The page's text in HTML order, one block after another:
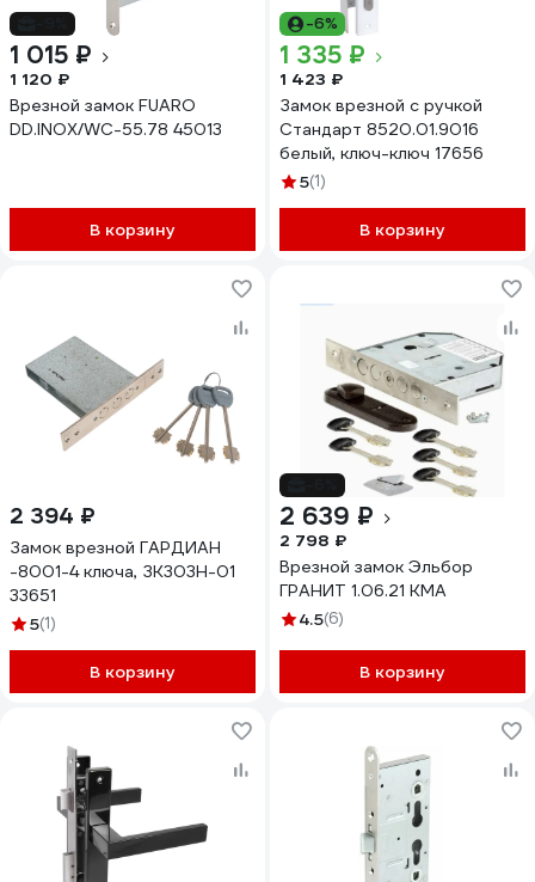
1 015 ₽
1 120 ₽
Врезной замок FUARO
DD.INOX/WC-55.78 45013
В корзину
-6%
1 335 ₽
1 423 ₽
Замок врезной с ручкой
Стандарт 8520.01.9016
белый, ключ-ключ 17656
5(1)
В корзину
2 394 ₽
Замок врезной ГАРДИАН
-8001-4 ключа, ЗК303Н-01
33651
5(1)
В корзину
2 639 ₽
2 798 ₽
Врезной замок Эльбор
ГРАНИТ 1.06.21 КМА
4.5(6)
В корзину